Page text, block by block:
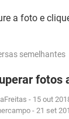
a foto e
semelhantes
fotos
- 15 out
- 21 set